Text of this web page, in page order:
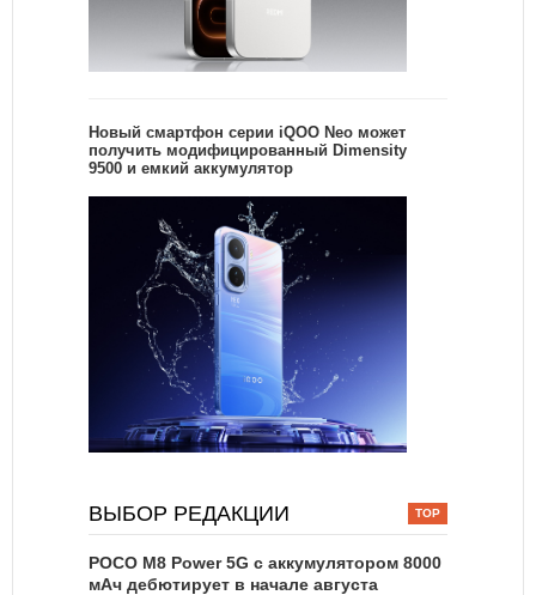
Новый смартфон серии iQOO Neo может
получить модифицированный Dimensity
9500 и емкий аккумулятор
ВЫБОР РЕДАКЦИИ
POCO M8 Power 5G с аккумулятором 8000
мАч дебютирует в начале августа